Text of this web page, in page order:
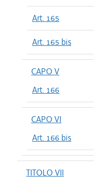
Art. 165
Art. 165 bis
CAPO V
Art. 166
CAPO VI
Art. 166 bis
TITOLO VII